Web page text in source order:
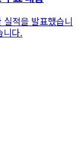
적을 발표했습니
니다.